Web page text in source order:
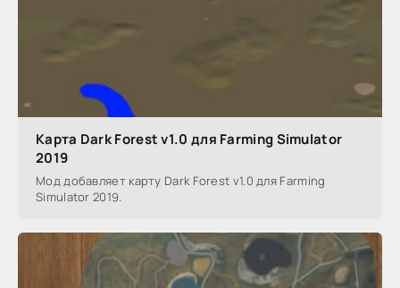
Карта Dark Forest v1.0 для Farming Simulator
2019
Мод добавляет карту Dark Forest v1.0 для Farming
Simulator 2019.